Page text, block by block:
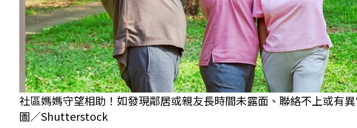
社區媽媽守望相助！如發現鄰居或親友長時間未露面、聯絡不上或有
圖／Shutterstock